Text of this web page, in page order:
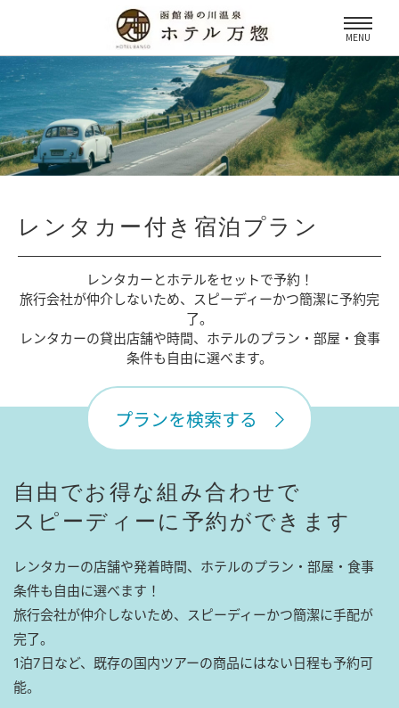
MENU
レンタカー付き宿泊プラン
レンタカーとホテルをセットで予約！
旅行会社が仲介しないため、
スピーディーかつ簡潔に予約完
了。
レンタカーの貸出店舗や時間、 ホテルのプラン・部屋・食事
条件も自由に選べます。
プランを検索する
自由でお得な組み合わせで
スピーディーに予約ができます
レンタカーの店舗や発着時間、ホテルのプラン・部屋・食事
条件も自由に選べます！
旅行会社が仲介しないため、スピーディーかつ簡潔に手配が
完了。
1泊7日など、既存の国内ツアーの商品にはない日程も予約可
能。